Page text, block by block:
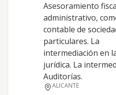
Asesoramiento
administrativo,
contable de
particulares. La
intermediación en
jurídica. La
Auditorías.
ALICANTE